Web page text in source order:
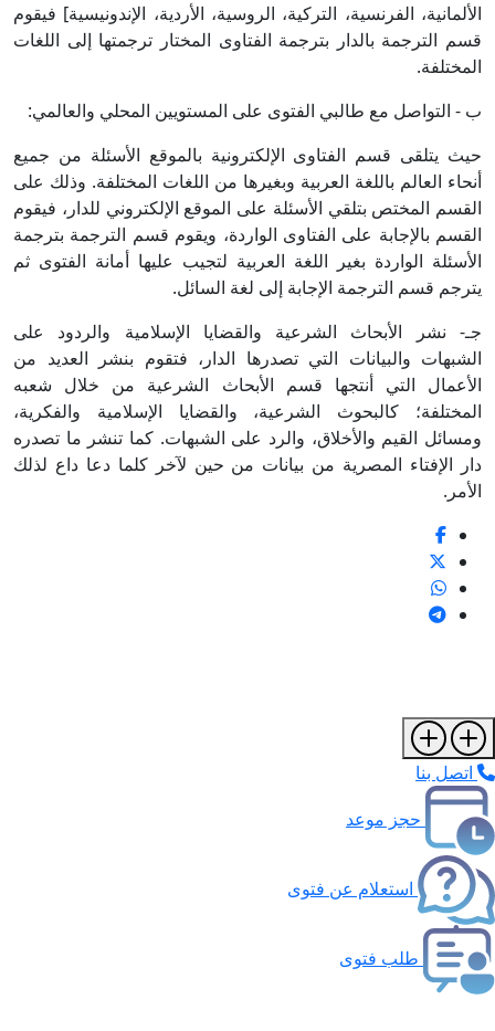
الألمانية، الفرنسية، التركية، الروسية، الأردية، الإندونيسية] فيقوم
قسم الترجمة بالدار بترجمة الفتاوى المختار ترجمتها إلى اللغات
المختلفة.
ب - التواصل مع طالبي الفتوى على المستويين المحلي والعالمي:
حيث يتلقى قسم الفتاوى الإلكترونية بالموقع الأسئلة من جميع
أنحاء العالم باللغة العربية وبغيرها من اللغات المختلفة. وذلك على
القسم المختص بتلقي الأسئلة على الموقع الإلكتروني للدار، فيقوم
القسم بالإجابة على الفتاوى الواردة، ويقوم قسم الترجمة بترجمة
الأسئلة الواردة بغير اللغة العربية لتجيب عليها أمانة الفتوى ثم
يترجم قسم الترجمة الإجابة إلى لغة السائل.
جـ- نشر الأبحاث الشرعية والقضايا الإسلامية والردود على
الشبهات والبيانات التي تصدرها الدار، فتقوم بنشر العديد من
الأعمال التي أنتجها قسم الأبحاث الشرعية من خلال شعبه
المختلفة؛ كالبحوث الشرعية، والقضايا الإسلامية والفكرية،
ومسائل القيم والأخلاق، والرد على الشبهات. كما تنشر ما تصدره
دار الإفتاء المصرية من بيانات من حين لآخر كلما دعا داع لذلك
الأمر.
اتصل بنا
حجز موعد
استعلام عن فتوى
طلب فتوى